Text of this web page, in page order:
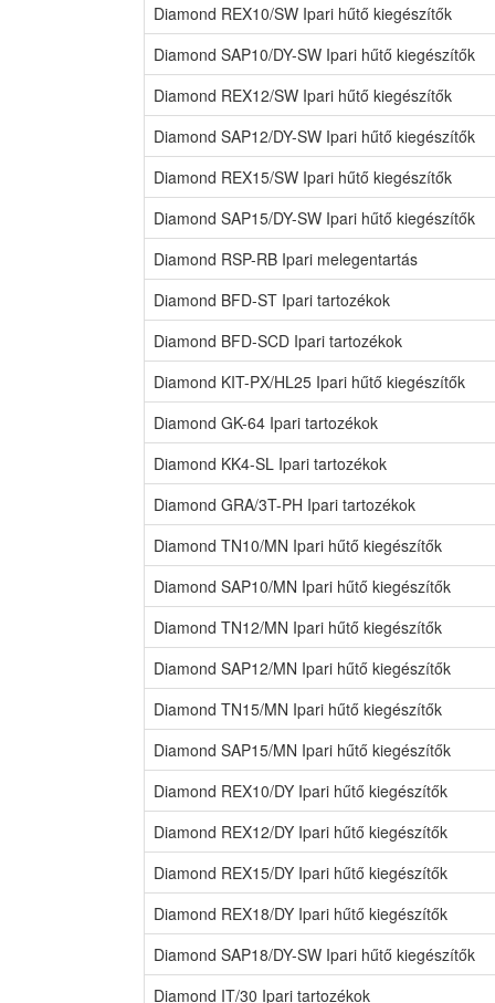
Diamond REX10/SW Ipari hűtő kiegészítők
Diamond SAP10/DY-SW Ipari hűtő kiegészítők
Diamond REX12/SW Ipari hűtő kiegészítők
Diamond SAP12/DY-SW Ipari hűtő kiegészítők
Diamond REX15/SW Ipari hűtő kiegészítők
Diamond SAP15/DY-SW Ipari hűtő kiegészítők
Diamond RSP-RB Ipari melegentartás
Diamond BFD-ST Ipari tartozékok
Diamond BFD-SCD Ipari tartozékok
Diamond KIT-PX/HL25 Ipari hűtő kiegészítők
Diamond GK-64 Ipari tartozékok
Diamond KK4-SL Ipari tartozékok
Diamond GRA/3T-PH Ipari tartozékok
Diamond TN10/MN Ipari hűtő kiegészítők
Diamond SAP10/MN Ipari hűtő kiegészítők
Diamond TN12/MN Ipari hűtő kiegészítők
Diamond SAP12/MN Ipari hűtő kiegészítők
Diamond TN15/MN Ipari hűtő kiegészítők
Diamond SAP15/MN Ipari hűtő kiegészítők
Diamond REX10/DY Ipari hűtő kiegészítők
Diamond REX12/DY Ipari hűtő kiegészítők
Diamond REX15/DY Ipari hűtő kiegészítők
Diamond REX18/DY Ipari hűtő kiegészítők
Diamond SAP18/DY-SW Ipari hűtő kiegészítők
Diamond IT/30 Ipari tartozékok